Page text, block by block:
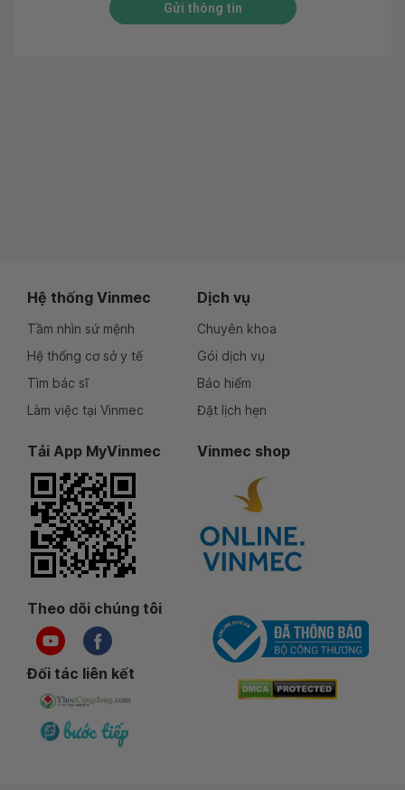
Gửi thông tin
Hệ thống Vinmec
Tầm nhìn sứ mệnh
Hệ thống cơ sở y tế
Tìm bác sĩ
Làm việc tại Vinmec
Dịch vụ
Chuyên khoa
Gói dịch vụ
Bảo hiểm
Đặt lịch hẹn
Tải App MyVinmec Vinmec shop
Theo dõi chúng tôi
Đối tác liên kết